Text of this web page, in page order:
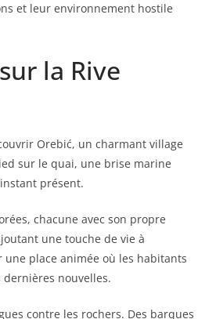
et leur environnement hostile
la Rive
Orebić, un charmant village
sur le quai, une brise marine
présent.
chacune avec son propre
une touche de vie à
une place animée où les habitants
nouvelles.
contre les rochers. Des barques